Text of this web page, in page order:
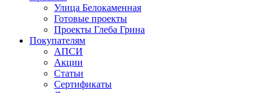
Улица Белокаменная
Готовые проекты
Проекты Глеба Грина
Покупателям
АПСИ
Акции
Статьи
Сертификаты